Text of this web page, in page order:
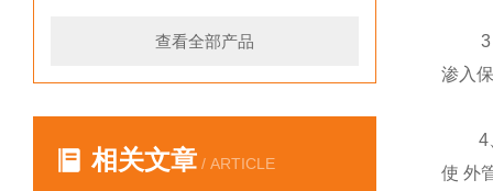
查看全部产品
相关文章 / ARTICLE
3 、
渗入
4、
使 外